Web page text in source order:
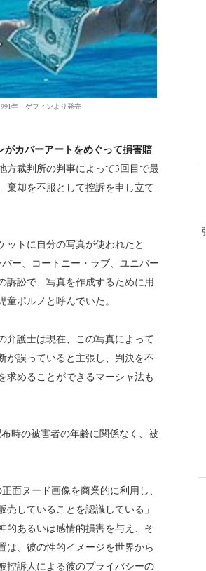
年 ゲフィンより発売
がカバーアートをめぐって損害賠
方裁判所の判事によって3回目で最
棄却を不服として控訴を申し立て
ットに自分の写真が使われたと
ー、コートニー・ラブ、ユニバー
訴訟で、写真を作成するために用
ポルノと呼んでいた。
弁護士は現在、この写真によって
が誤っていると主張し、判決を不
求めることができるマーシャ法も
時の被害者の年齢に関係なく、被
面ヌード画像を商業的に利用し、
していることを認識している」
的あるいは感情的損害を与え、そ
は、彼の性的イメージを世界から
控訴人による彼のプライバシーの